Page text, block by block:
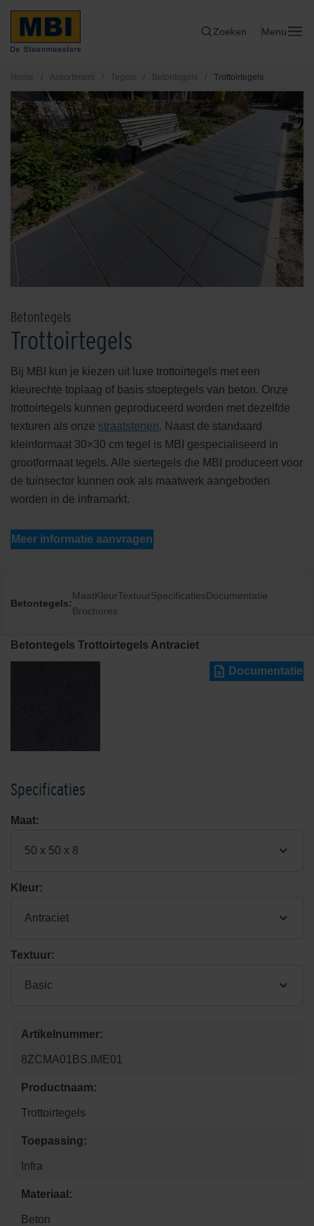
Zoeken Menu
Home / Assortiment / Tegels / Betontegels / Trottoirtegels
Betontegels
Trottoirtegels
Bij MBI kun je kiezen uit luxe trottoirtegels met een
kleurechte toplaag of basis stoeptegels van beton. Onze
trottoirtegels kunnen geproduceerd worden met dezelfde
texturen als onze straatstenen. Naast de standaard
kleinformaat 30×30 cm tegel is MBI gespecialiseerd in
grootformaat tegels. Alle siertegels die MBI produceert voor
de tuinsector kunnen ook als maatwerk aangeboden
worden in de inframarkt.
Meer informatie aanvragen
Betontegels:
MaatKleurTextuurSpecificatiesDocumentatie
Brochures
Betontegels Trottoirtegels Antraciet
Documentatie
Specificaties
Maat:
50 x 50 x 8
Kleur:
Antraciet
Textuur:
Basic
Artikelnummer:
8ZCMA01BS.IME01
Productnaam:
Trottoirtegels
Toepassing:
Infra
Materiaal:
Beton